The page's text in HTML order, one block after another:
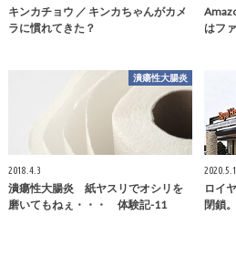
キンカチョウ ／ キンカちゃんがカメ
ラに慣れてきた？
はフ
潰瘍性大腸炎
2018.4.3
潰瘍性大腸炎 紙ヤスリでオシリを
磨いてもねぇ・・・ 体験記-11
ロイ
閉鎖。